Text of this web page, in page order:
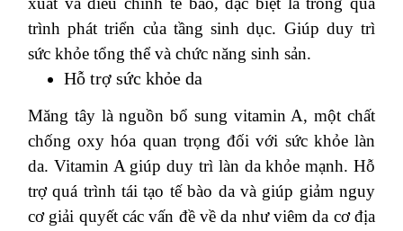
trình phát triển của tầng sinh dục. Giúp duy trì
sức khỏe tổng thể và chức năng sinh sản.
Hỗ trợ sức khỏe da
Măng tây là nguồn bổ sung vitamin A, một chất
chống oxy hóa quan trọng đối với sức khỏe làn
da. Vitamin A giúp duy trì làn da khỏe mạnh.Hỗ
trợ quá trình tái tạo tế bào da và giúp giảm nguy
cơ giải quyết các vấn đề về da như viêm da cơ địa